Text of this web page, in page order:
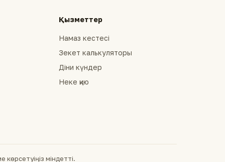
Қызметтер
Намаз кестесі
Зекет калькуляторы
Діни күндер
Неке қию
міндетті.